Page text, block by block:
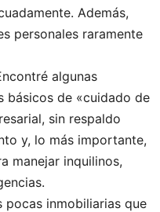
Además,
personales raramente
algunas
básicos de «cuidado de
sin respaldo
y, lo más importante,
manejar inquilinos,
pocas inmobiliarias que